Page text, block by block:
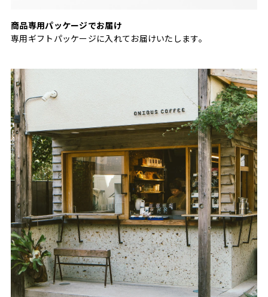
商品専用パッケージでお届け
専用ギフトパッケージに入れてお届けいたします。